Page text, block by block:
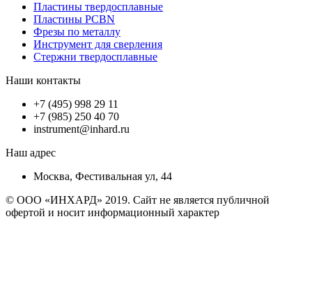
Пластины твердосплавные
Пластины PCBN
Фрезы по металлу
Инструмент для сверления
Стержни твердосплавные
Наши контакты
+7 (495) 998 29 11
+7 (985) 250 40 70
instrument@inhard.ru
Наш адрес
Москва, Фестивальная ул, 44
© ООО «ИНХАРД» 2019. Сайт не является публичной
офертой и носит информационный характер